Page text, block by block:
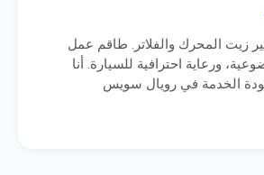
زيت المحرك والفلاتر. طاقم عمل
ورعاية احترافية للسيارة. أنا